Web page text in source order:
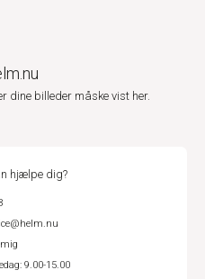
dine billeder måske vist her.
hjælpe dig?
9.00-15.00